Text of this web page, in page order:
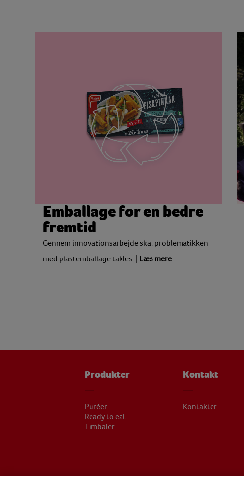
Emballage for en bedre
fremtid
Gennem innovationsarbejde skal problematikken
med plastemballage takles. | Læs mere
Produkter
Puréer
Ready to eat
Timbaler
Kontakt
Kontakter